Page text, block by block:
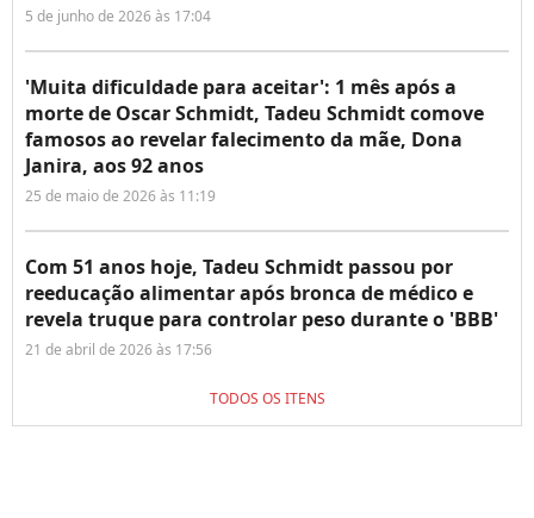
5 de junho de 2026 às 17:04
'Muita dificuldade para aceitar': 1 mês após a
morte de Oscar Schmidt, Tadeu Schmidt comove
famosos ao revelar falecimento da mãe, Dona
Janira, aos 92 anos
25 de maio de 2026 às 11:19
Com 51 anos hoje, Tadeu Schmidt passou por
reeducação alimentar após bronca de médico e
revela truque para controlar peso durante o 'BBB'
21 de abril de 2026 às 17:56
TODOS OS ITENS